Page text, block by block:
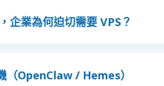
業為何迫切需要 VPS？
OpenClaw / Hemes）